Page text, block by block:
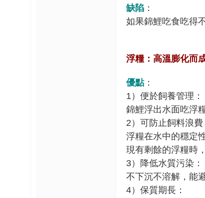
缺陷 ：
如果錦鯉吃食吃得
浮糧：高溫膨化而
優點：
1）便於飼養管理：
錦鯉浮出水面吃浮
2 ）可防止飼料浪費
浮糧在水中的穩定
現有剩餘的浮糧時
3）降低水質污染：
不下沉不溶解，能
4）保質期長：